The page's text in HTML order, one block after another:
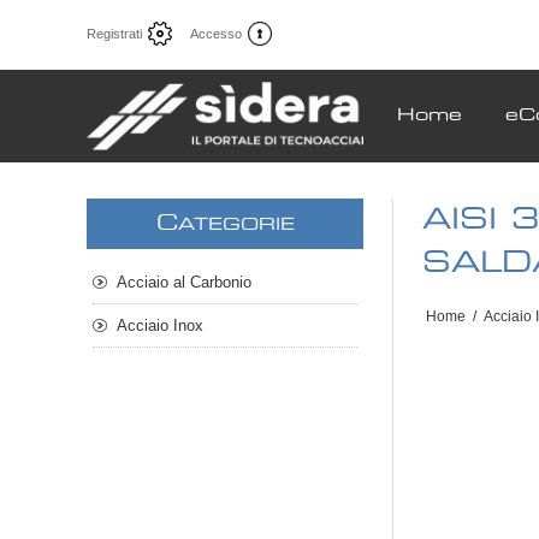
Registrati Accesso
Home
AISI
Home / Acciaio
CATEGORIE
Acciaio al Carbonio
Acciaio Inox